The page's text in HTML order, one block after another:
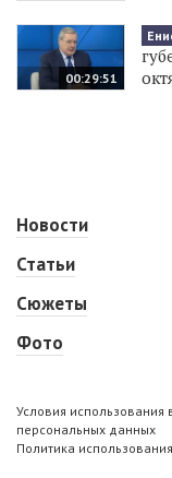
00:29:51
Новости
Статьи
Сюжеты
Фото
Условия использования
персональных данных
Политика